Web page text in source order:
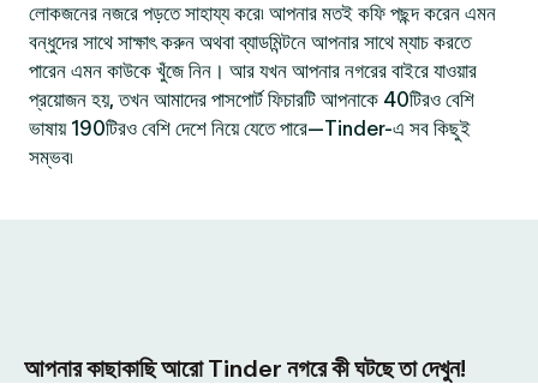
লোকজনের নজরে পড়তে সাহায্য করে৷ আপনার মতই কফি পছন্দ করেন এমন
বন্ধুদের সাথে সাক্ষাৎ করুন অথবা ব্যাডমিন্টনে আপনার সাথে ম্যাচ করতে
পারেন এমন কাউকে খুঁজে নিন। আর যখন আপনার নগরের বাইরে যাওয়ার
প্রয়োজন হয়, তখন আমাদের পাসপোর্ট ফিচারটি আপনাকে 40টিরও বেশি
ভাষায় 190টিরও বেশি দেশে নিয়ে যেতে পারে—Tinder-এ সব কিছুই
সম্ভব৷
আপনার কাছাকাছি আরো Tinder নগরে কী ঘটছে তা দেখুন!